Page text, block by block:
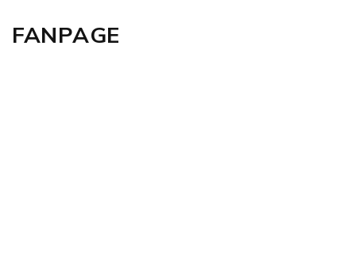
FANPAGE